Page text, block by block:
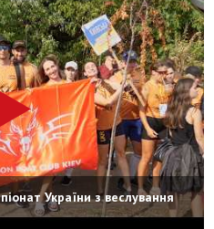
України з веслування